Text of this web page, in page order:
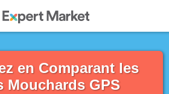
en Comparant les
Mouchards GPS